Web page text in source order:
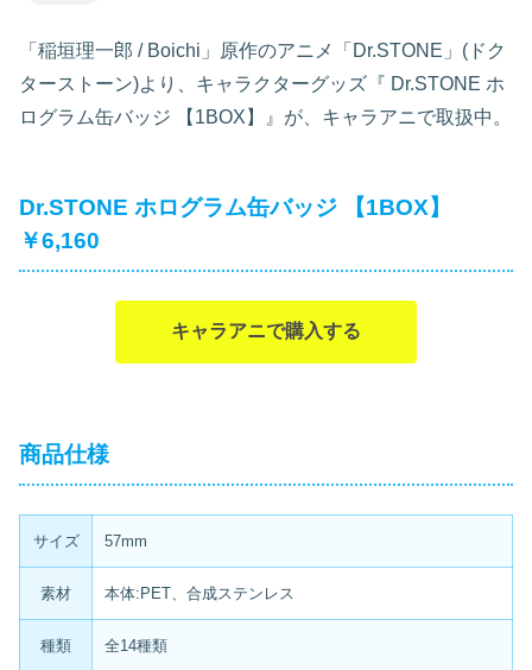
「稲垣理一郎 / Boichi」原作のアニメ「Dr.STONE」(ドク
ターストーン)より、キャラクターグッズ『 Dr.STONE ホ
ログラム缶バッジ 【1BOX】』が、キャラアニで取扱中。
Dr.STONE ホログラム缶バッジ 【1BOX】
￥6,160
キャラアニで購入する
商品仕様
サイズ 57mm
素材 本体:PET、合成ステンレス
種類 全14種類